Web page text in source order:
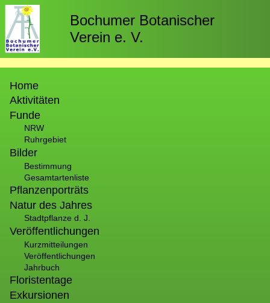
Direkt
zum
Inhalt
Bochumer Botanischer
Verein e. V.
Home
Aktivitäten
Funde
NRW
Ruhrgebiet
Bilder
Bestimmung
Gesamtartenliste
Pflanzenporträts
Natur des Jahres
Stadtpflanze d. J.
Veröffentlichungen
Kurzmitteilungen
Veröffentlichungen
Jahrbuch
Floristentage
Exkursionen